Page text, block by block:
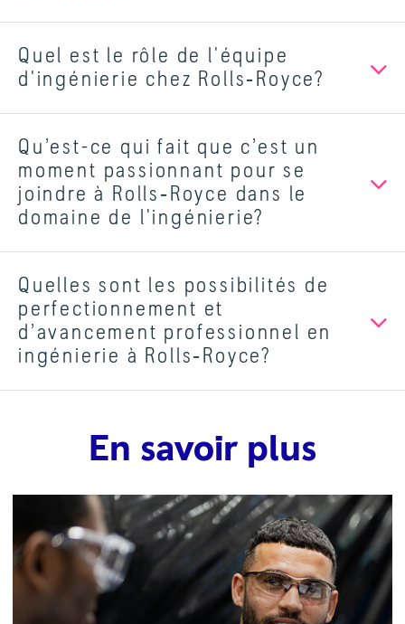
Quel est le rôle de l'équipe
d'ingénierie chez Rolls‑Royce?
Qu’est-ce qui fait que c’est un
moment passionnant pour se
joindre à Rolls‑Royce dans le
domaine de l'ingénierie?
Quelles sont les possibilités de
perfectionnement et
d’avancement professionnel en
ingénierie à Rolls‑Royce?
En savoir plus